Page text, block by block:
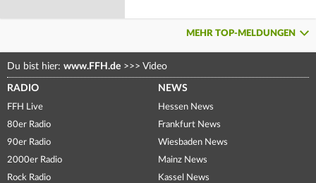
MEHR TOP-MELDUNGEN
Du bist hier: www.FFH.de >>> Video
RADIO
FFH Live
80er Radio
90er Radio
2000er Radio
Rock Radio
NEWS
Hessen News
Frankfurt News
Wiesbaden News
Mainz News
Kassel News